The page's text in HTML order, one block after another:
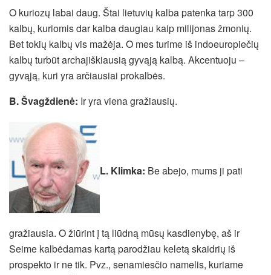
O kuriozų labai daug. Štai lietuvių kalba patenka tarp 300
kalbų, kuriomis dar kalba daugiau kaip milijonas žmonių.
Bet tokių kalbų vis mažėja. O mes turime iš indoeuropiečių
kalbų turbūt archajiškiausią gyvąją kalbą. Akcentuoju –
gyvąją, kuri yra arčiausiai prokalbės.
B. Švagždienė: Ir yra viena gražiausių.
L. Klimka: Be abejo, mums ji pati
gražiausia. O žiūrint į tą liūdną mūsų kasdienybę, aš ir
Seime kalbėdamas kartą parodžiau keletą skaidrių iš
prospekto ir ne tik. Pvz., senamiesčio namelis, kuriame